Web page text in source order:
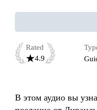
Rated
4.9
В этом аудио вы